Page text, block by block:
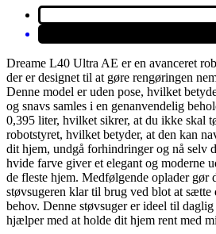
Dreame L40 Ultra AE er en avanceret
der er designet til at gøre rengøringen
Denne model er uden pose, hvilket
og snavs samles i en genanvendelig
0,395 liter, hvilket sikrer, at du ikke skal
robotstyret, hvilket betyder, at den kan
dit hjem, undgå forhindringer og nå selv
hvide farve giver et elegant og moderne
de fleste hjem. Medfølgende oplader gør
støvsugeren klar til brug ved blot at
behov. Denne støvsuger er ideel til
hjælper med at holde dit hjem rent med